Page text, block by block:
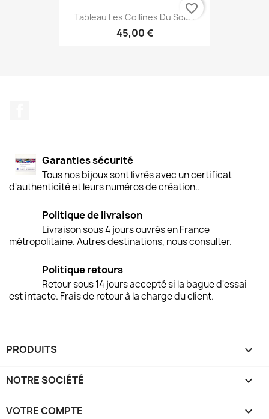
Tableau Les Collines Du Soleil
45,00 €
favorite_border
Garanties sécurité
Tous nos bijoux sont livrés avec un certificat
d'authenticité et leurs numéros de création..
Politique de livraison
Livraison sous 4 jours ouvrés en France
métropolitaine. Autres destinations, nous consulter.
Politique retours
Retour sous 14 jours accepté si la bague d'essai
est intacte. Frais de retour à la charge du client.
PRODUITS 
NOTRE SOCIÉTÉ 
VOTRE COMPTE 